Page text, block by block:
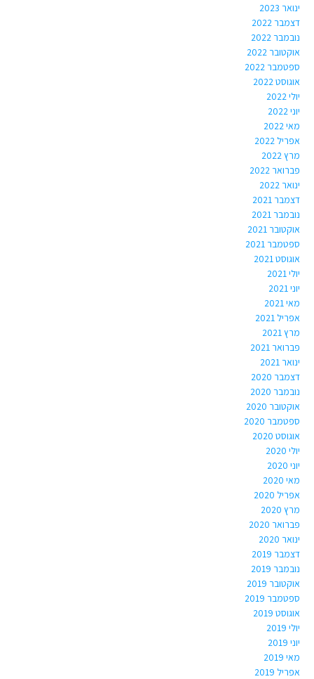
ינואר 2023
דצמבר 2022
נובמבר 2022
אוקטובר 2022
ספטמבר 2022
אוגוסט 2022
יולי 2022
יוני 2022
מאי 2022
אפריל 2022
מרץ 2022
פברואר 2022
ינואר 2022
דצמבר 2021
נובמבר 2021
אוקטובר 2021
ספטמבר 2021
אוגוסט 2021
יולי 2021
יוני 2021
מאי 2021
אפריל 2021
מרץ 2021
פברואר 2021
ינואר 2021
דצמבר 2020
נובמבר 2020
אוקטובר 2020
ספטמבר 2020
אוגוסט 2020
יולי 2020
יוני 2020
מאי 2020
אפריל 2020
מרץ 2020
פברואר 2020
ינואר 2020
דצמבר 2019
נובמבר 2019
אוקטובר 2019
ספטמבר 2019
אוגוסט 2019
יולי 2019
יוני 2019
מאי 2019
אפריל 2019